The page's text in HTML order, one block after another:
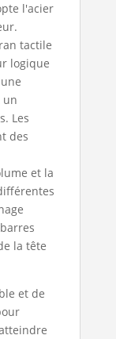
l'acier
tactile
logique
un
Les
des
et la
la tête
et de